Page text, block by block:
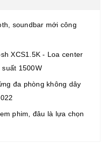
soundbar mới công
XCS1.5K - Loa center
1500W
đa phòng không dây
phim, đâu là lựa chọn